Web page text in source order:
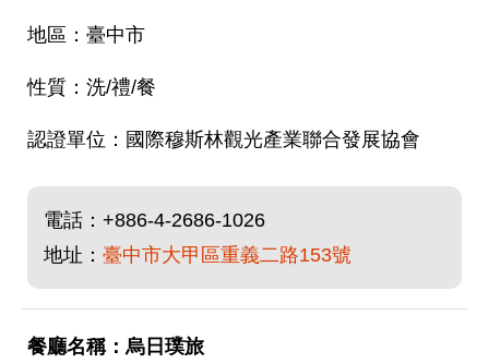
臺中市
洗/禮/餐
國際穆斯林觀光產業聯合發展協會
電話： +886-4-2686-1026
地址： 臺中市大甲區重義二路153號
烏日璞旅